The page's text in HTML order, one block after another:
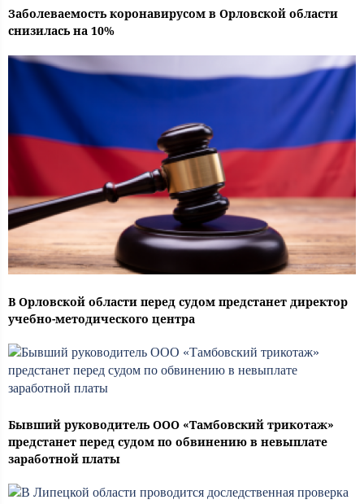
Заболеваемость коронавирусом в Орловской области
снизилась на 10%
В Орловской области перед судом предстанет директор
учебно-методического центра
Бывший руководитель ООО «Тамбовский трикотаж»
предстанет перед судом по обвинению в невыплате
заработной платы